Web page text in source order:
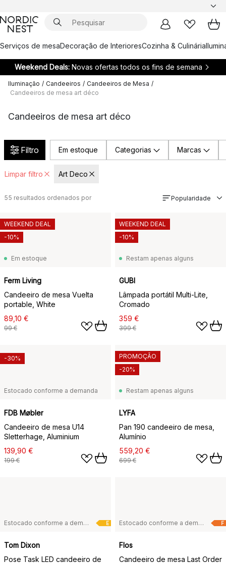
Serviços de mesaDecoração de InterioresCozinha & Culinária
Weekend Deals: Novas ofertas todos os fins de semana
Iluminação / Candeeiros / Candeeiros de Mesa /
Candeeiros de mesa art déco
Candeeiros de mesa art déco
Filtro Em estoque Categorias Marcas
Limpar filtro Art Deco
55 resultados ordenados por Popularidade
Em estoque
Ferm Living
Candeeiro de mesa Vuelta
portable, White
89,10 €
99 €
WEEKEND DEAL
-10%
Restam apenas alguns
GUBI
Lâmpada portátil Multi-Lite,
Cromado
359 €
399 €
WEEKEND DEAL
-10%
Estocado conforme a demanda
FDB Møbler
Candeeiro de mesa U14
Sletterhage, Aluminium
139,90 €
199 €
-30%
Restam apenas alguns
LYFA
Pan 190 candeeiro de mesa,
Alumínio
559,20 €
699 €
PROMOÇÃO
-20%
E
Estocado conforme a demanda
Tom Dixon
Pose Task LED candeeiro de
F
Estocado conforme a demanda
Flos
Candeeiro de mesa Last Order